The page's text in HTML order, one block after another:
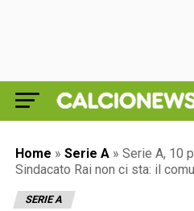
Home » Serie A » Serie A, 10
Sindacato Rai non ci sta: il
SERIE A